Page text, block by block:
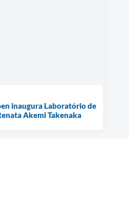
inaugura Laboratório de
Akemi Takenaka